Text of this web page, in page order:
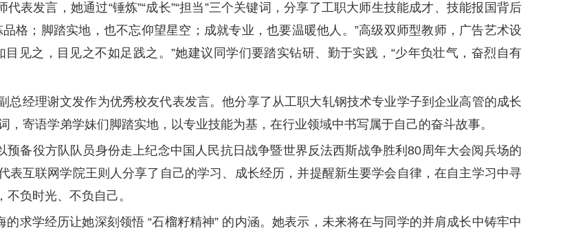
表发言，她通过“锤炼”“成长”“担当”三个关键词，分享了工职大师生技能成才、技能报国背后
格；脚踏实地，也不忘仰望星空；成就专业，也要温暖他人。”高级双师型教师，广告艺术设
见之，目见之不如足践之。”她建议同学们要踏实钻研、勤于实践，“少年负壮气，奋烈自有
总经理谢文发作为优秀校友代表发言。他分享了从工职大轧钢技术专业学子到企业高管的成长
，寄语学弟学妹们脚踏实地，以专业技能为基，在行业领域中书写属于自己的奋斗故事。
备役方队队员身份走上纪念中国人民抗日战争暨世界反法西斯战争胜利80周年大会阅兵场的
表互联网学院王则人分享了自己的学习、成长经历，并提醒新生要学会自律，在自主学习中寻
负时光、不负自己。
求学经历让她深刻领悟 “石榴籽精神” 的内涵。她表示，未来将在与同学的并肩成长中铸牢中